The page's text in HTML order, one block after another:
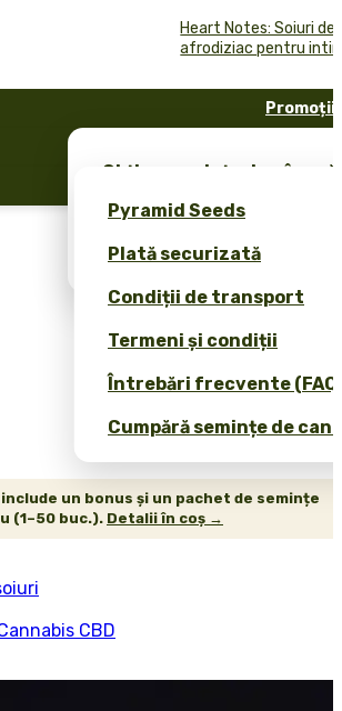
Heart Notes: Soiuri de
afrodiziac pentru
Promoții
Obține semințe de
dvs.!
Pyramid Seeds
Plată securizată
Condiții de transport
Termeni și condiții
Întrebări frecvente
Cumpără semințe de
un bonus și un pachet de semințe
(1–50 buc.). Detalii în coș →
CBD